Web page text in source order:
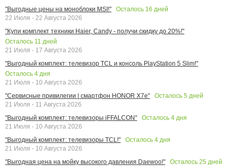
"Выгодные цены на моноблоки MSI!"
Осталось 16 дней
22 Июля - 22 Августа 2026
"Купи комплект техники Haier, Candy - получи скидку до 20%!"
Осталось 11 дней
21 Июля - 17 Августа 2026
"Выгодный комплект: телевизор TCL и консоль PlayStation 5 Slim!"
Осталось 4 дня
21 Июля - 10 Августа 2026
"Сервисные привилегии | смартфон HONOR X7e"
Осталось 5 дней
21 Июля - 11 Августа 2026
"Выгодный комплект: телевизоры iFFALCON"
Осталось 4 дня
21 Июля - 10 Августа 2026
"Выгодный комплект: телевизоры TCL!"
Осталось 4 дня
21 Июля - 10 Августа 2026
"Выгодная цена на мойку высокого давления Daewoo!"
Осталось 25 дней